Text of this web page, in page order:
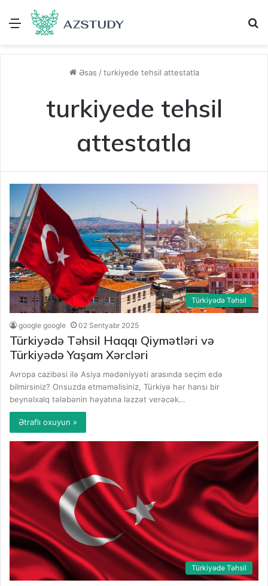
Menu
Əsas / turkiyede tehsil attestatla
turkiyede tehsil
attestatla
Türkiyədə Təhsil
google google 02 Sentyabr 2025
Türkiyədə Təhsil Haqqı Qiymətləri və
Türkiyədə Yaşam Xərcləri
Avropa cazibəsi ilə Asiya mədəniyyəti arasında seçim edə
bilmirsiniz? Onsuzda etməməlisiniz, Türkiyə hər hansı bir
beynəlxalq tələbənin həyatına ləzzət verəcək…
Ətraflı oxuyun »
Türkiyədə Təhsil